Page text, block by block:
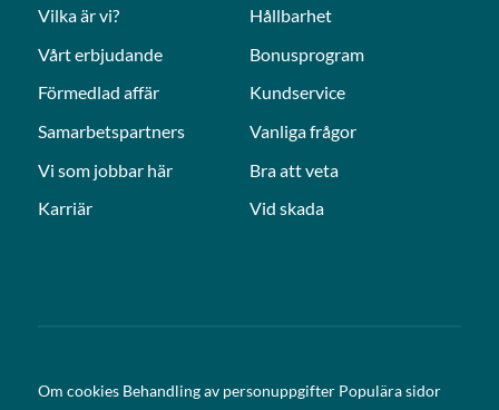
Vilka är vi?
Vårt erbjudande
Förmedlad affär
Samarbetspartners
Vi som jobbar här
Karriär
Hållbarhet
Bonusprogram
Kundservice
Vanliga frågor
Bra att veta
Vid skada
Om cookies Behandling av personuppgifter Populära sidor